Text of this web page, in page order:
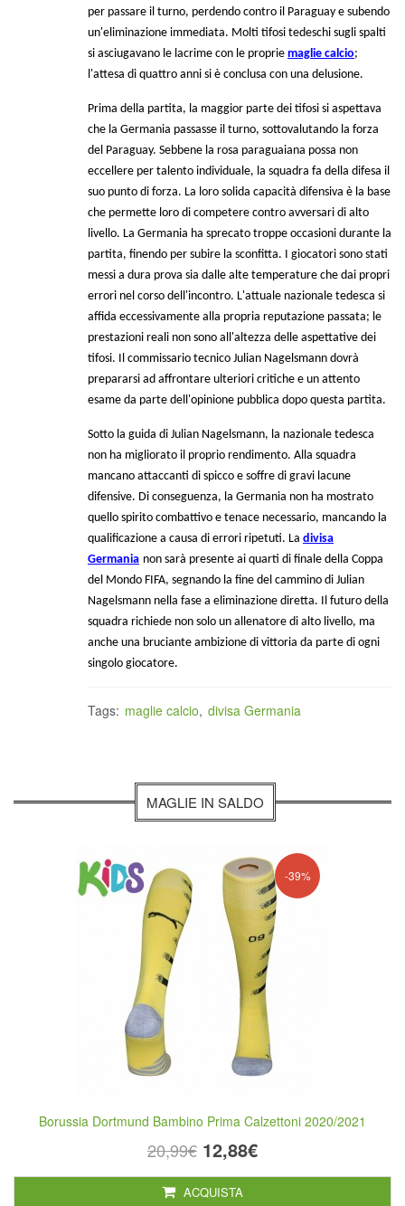
per passare il turno, perdendo contro il Paraguay e subendo
un'eliminazione immediata. Molti tifosi tedeschi sugli spalti
si asciugavano le lacrime con le proprie maglie calcio;
l'attesa di quattro anni si è conclusa con una delusione.
Prima della partita, la maggior parte dei tifosi si aspettava
che la Germania passasse il turno, sottovalutando la forza
del Paraguay. Sebbene la rosa paraguaiana possa non
eccellere per talento individuale, la squadra fa della difesa il
suo punto di forza. La loro solida capacità difensiva è la base
che permette loro di competere contro avversari di alto
livello. La Germania ha sprecato troppe occasioni durante la
partita, finendo per subire la sconfitta. I giocatori sono stati
messi a dura prova sia dalle alte temperature che dai propri
errori nel corso dell'incontro. L'attuale nazionale tedesca si
affida eccessivamente alla propria reputazione passata; le
prestazioni reali non sono all'altezza delle aspettative dei
tifosi. Il commissario tecnico Julian Nagelsmann dovrà
prepararsi ad affrontare ulteriori critiche e un attento
esame da parte dell'opinione pubblica dopo questa partita.
Sotto la guida di Julian Nagelsmann, la nazionale tedesca
non ha migliorato il proprio rendimento. Alla squadra
mancano attaccanti di spicco e soffre di gravi lacune
difensive. Di conseguenza, la Germania non ha mostrato
quello spirito combattivo e tenace necessario, mancando la
qualificazione a causa di errori ripetuti. La divisa
Germania non sarà presente ai quarti di finale della Coppa
del Mondo FIFA, segnando la fine del cammino di Julian
Nagelsmann nella fase a eliminazione diretta. Il futuro della
squadra richiede non solo un allenatore di alto livello, ma
anche una bruciante ambizione di vittoria da parte di ogni
singolo giocatore.
Tags: maglie calcio, divisa Germania
MAGLIE IN SALDO
-39%
Borussia Dortmund Bambino Prima Calzettoni 2020/2021
20,99€ 12,88€
ACQUISTA